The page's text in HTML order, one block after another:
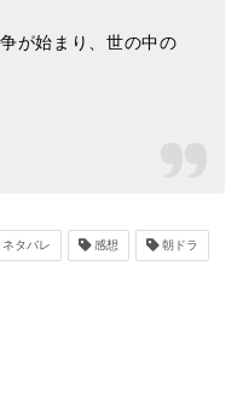
が始まり、世の中の
ネタバレ 感想 朝ドラ